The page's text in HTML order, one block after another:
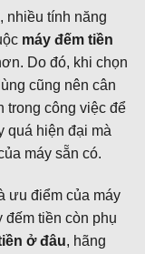
nhiều tính năng
máy đếm tiền
Do đó, khi chọn
cũng nên cân
trong công việc để
quá hiện đại mà
máy sẵn có.
ưu điểm của máy
tiền còn phụ
ở đâu, hãng